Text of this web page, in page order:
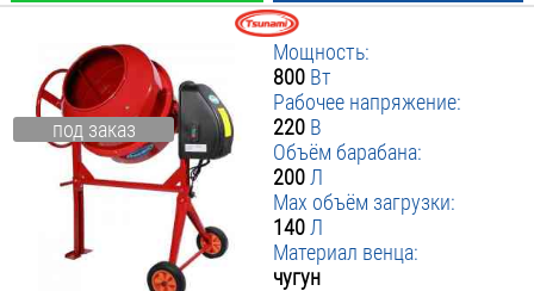
под заказ
Мощность:
800 Вт
Рабочее напряжение:
220 В
Объём барабана:
200 Л
Max объём загрузки:
140 Л
Материал венца:
чугун